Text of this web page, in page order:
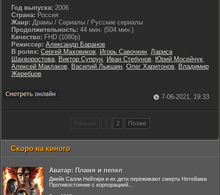
Год выпуска: 2006
Страна: Россия
Жанр: Драмы / Сериалы / Русские сериалы
Продолжительность: 44 мин. (504 мин.)
Качество: FHD (1080p)
Режиссер: Александр Баранов
В ролях: Сергей Маховиков, Игорь Савочкин, Лариса
Шахворостова, Виктор Супрун, Иван Стебунов, Юрий Мосейчук,
Алексей Маклаков, Василий Лыкшин, Олег Харитонов, Владимир
Жеребцов
7-06-2021, 19:33
Раньше 2 Позже
Скоро на киного
Аватар: Пламя и пепел
Джейк Салли Нейтири и их дети переживают смерть Нетейама
Противостояние с корпорацией...